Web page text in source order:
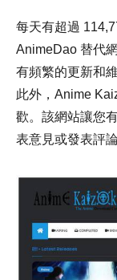
每天有超過
AnimeDao 替代
有頻繁的更新和
此外，Anime
歡。該網站讓您
表意見或發表評論